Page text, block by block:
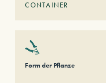
CONTAINER
Form der Pflanze